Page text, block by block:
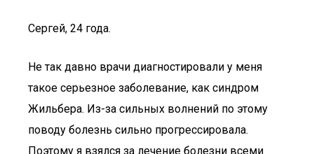
Сергей, 24 года.
Не так давно врачи диагностировали у меня
такое серьезное заболевание, как синдром
Жильбера. Из-за сильных волнений по этому
поводу болезнь сильно прогрессировала.
Поэтому я взялся за лечение болезни всеми